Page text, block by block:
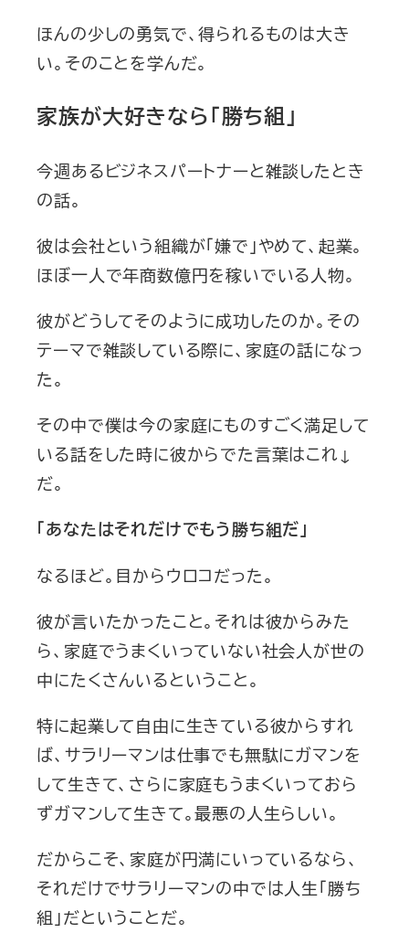
ほんの少しの勇気で、得られるものは大き
い。そのことを学んだ。
家族が大好きなら「勝ち組」
今週あるビジネスパートナーと雑談したとき
の話。
彼は会社という組織が「嫌で」やめて、起業。
ほぼ一人で年商数億円を稼いでいる人物。
彼がどうしてそのように成功したのか。その
テーマで雑談している際に、家庭の話になっ
た。
その中で僕は今の家庭にものすごく満足して
いる話をした時に彼からでた言葉はこれ↓
だ。
「あなたはそれだけでもう勝ち組だ」
なるほど。目からウロコだった。
彼が言いたかったこと。それは彼からみた
ら、家庭でうまくいっていない社会人が世の
中にたくさんいるということ。
特に起業して自由に生きている彼からすれ
ば、サラリーマンは仕事でも無駄にガマンを
して生きて、さらに家庭もうまくいっておら
ずガマンして生きて。最悪の人生らしい。
だからこそ、家庭が円満にいっているなら、
それだけでサラリーマンの中では人生「勝ち
組」だということだ。